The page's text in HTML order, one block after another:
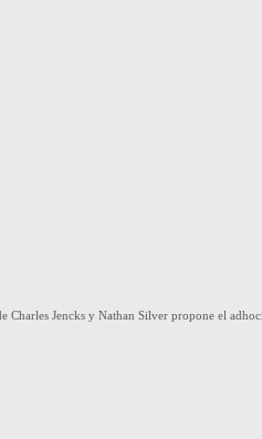
Jencks y Nathan Silver propone el